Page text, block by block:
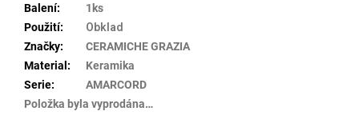
Balení:
1ks
Použití:
Obklad
Značky:
CERAMICHE GRAZIA
Material :
Keramika
Serie:
AMARCORD
Položka byla vyprodána…